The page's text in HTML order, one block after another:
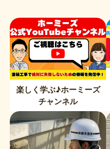
楽しく学ぶ♪ホーミーズ
チャンネル